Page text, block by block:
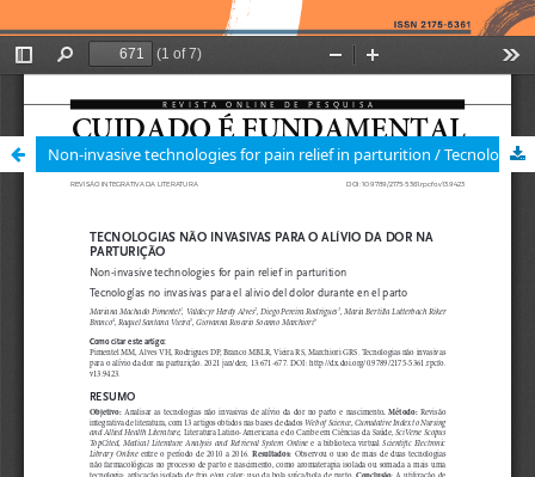
Non-invasive technologies for pain relief in parturition / Tecnologias não invasivas para o alívio da dor na parturição